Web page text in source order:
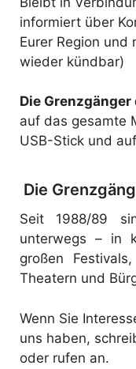
informiert über
Eurer Region und
wieder kündbar)
Die
auf das gesamte
USB-Stick und
Die
Seit 1988/89
unterwegs – in
großen
Theatern und
Wenn Sie
uns haben,
oder rufen an.